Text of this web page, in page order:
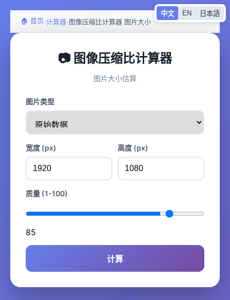
🏠 首页›计算器›图像压缩比计算器 图片大小
中文 EN 日本語
📷 图像压缩比计算器
图片大小估算
图片类型
宽度 (px) 高度 (px)
质量 (1-100)
85
计算